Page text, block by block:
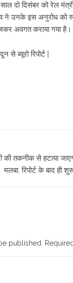
साल दो दिसंबर को रेल
ने उनके इस अनुरोध को
अवगत कराया गया
से ब्यूरो रिपोर्ट |
तकनीक से हटाया
मलबा, रिपोर्ट के बाद ही
published.